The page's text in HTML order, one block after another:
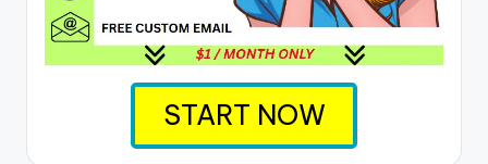
START NOW